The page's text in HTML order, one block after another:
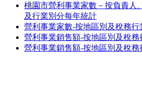
桃園市營利事業家數－按負責人
及行業別分每年統計
營利事業家數-按地區別及稅務行
營利事業銷售額-按地區別及稅務
營利事業銷售額-按地區別及稅務